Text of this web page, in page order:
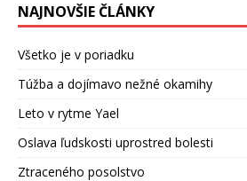
NAJNOVŠIE ČLÁNKY
Všetko je v poriadku
Túžba a dojímavo nežné okamihy
Leto v rytme Yael
Oslava ľudskosti uprostred bolesti
Ztraceného posolstvo